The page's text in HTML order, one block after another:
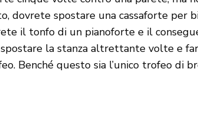
dovrete spostare una cassaforte per
il tonfo di un pianoforte e il
la stanza altrettante volte e
Benché questo sia l’unico trofeo di